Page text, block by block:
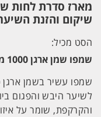
1L
מסכה
וסרום
REVIVAL
שיקום והזנת
הסט מכיל:
שמפו שמן ארגן 1000 מ"ל – ניקוי עמוק ולחות אינטנסיבית
שמפו עשיר בשמן
לשיער היבש והפגום
והקרקפת, שומר על